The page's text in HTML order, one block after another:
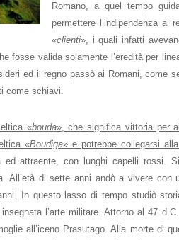
Romano, a quel tempo
permettere l’indipendenza
«clienti», i quali infatti
fosse valida solamente l’eredità per
ed il regno passò ai Romani, come
come schiavi.
«bouda», che significa vittoria per
«Boudiga» e potrebbe collegarsi
attraente, con lunghi capelli rossi.
All’età di sette anni andò a vivere con
In questo lasso di tempo studiò
l’arte militare. Attorno al 47
all’iceno Prasutago. Alla morte di